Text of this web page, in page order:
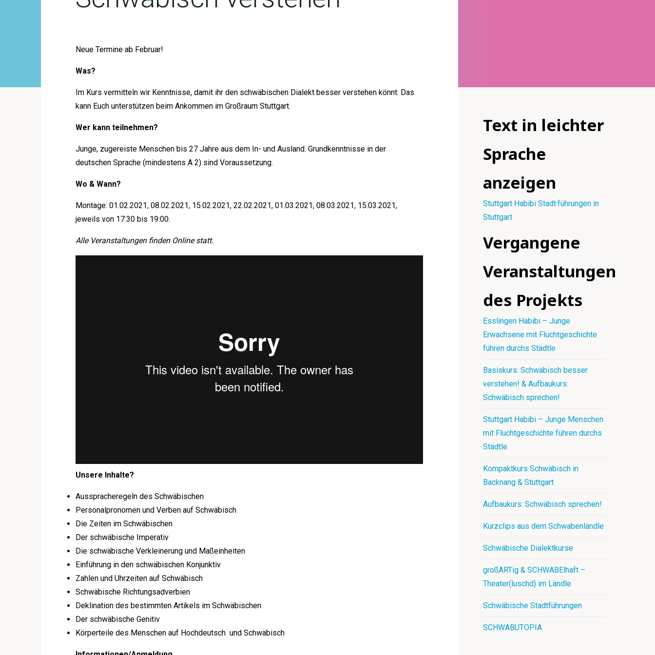
Neue Termine ab Februar!
Was?
Im Kurs vermitteln wir Kenntnisse, damit ihr den schwäbischen Dialekt besser verstehen könnt. Das
kann Euch unterstützen beim Ankommen im Großraum Stuttgart.
Wer kann teilnehmen?
Junge, zugereiste Menschen bis 27 Jahre aus dem In- und Ausland. Grundkenntnisse in der
deutschen Sprache (mindestens A 2) sind Voraussetzung.
Wo & Wann?
Montage: 01.02.2021, 08.02.2021, 15.02.2021, 22.02.2021, 01.03.2021, 08.03.2021, 15.03.2021,
jeweils von 17:30 bis 19:00.
Alle Veranstaltungen finden Online statt.
Unsere Inhalte?
Ausspracheregeln des Schwäbischen
Personalpronomen und Verben auf Schwäbisch
Die Zeiten im Schwäbischen
Der schwäbische Imperativ
Die schwäbische Verkleinerung und Maßeinheiten
Einführung in den schwäbischen Konjunktiv
Zahlen und Uhrzeiten auf Schwäbisch
Schwäbische Richtungsadverbien
Deklination des bestimmten Artikels im Schwäbischen
Der schwäbische Genitiv
Körperteile des Menschen auf Hochdeutsch und Schwäbisch
Text in leichter
Sprache
anzeigen
Stuttgart Habibi Stadt·führungen in
Stuttgart
Vergangene
Veranstaltungen
des Projekts
Esslingen Habibi – Junge
Erwachsene mit Fluchtgeschichte
führen durchs Städtle
Basiskurs: Schwäbisch besser
verstehen! & Aufbaukurs:
Schwäbisch sprechen!
Stuttgart Habibi – Junge Menschen
mit Fluchtgeschichte führen durchs
Städtle
Kompaktkurs Schwäbisch in
Backnang & Stuttgart
Aufbaukurs: Schwäbisch sprechen!
Kurzclips aus dem Schwabenländle
Schwäbische Dialektkurse
großARTig & SCHWABElhaft –
Theater(luschd) im Ländle
Schwäbische Stadtführungen
SCHWABUTOPIA